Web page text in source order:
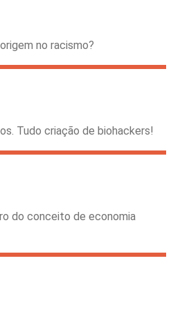
no racismo?
Tudo criação de biohackers!
do conceito de economia